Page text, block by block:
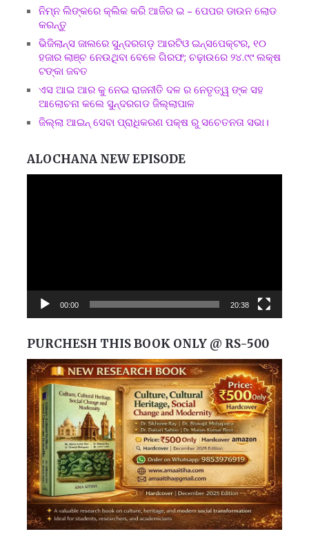
ନିମ୍ନ ଲିଙ୍କରେ କ୍ଲିକ କରି ଆଜିର ଇ – ପେପର ଡାଉନ ଲୋଡ
କରନ୍ତୁ
ଭିଜିଲାନ୍ସ ଜାଲରେ ସୁନ୍ଦରଗଡ଼ ଆରଟିଓ ଇନ୍ସପେକ୍ଟର, ୧୦
ହଜାର ଲାଞ୍ଚ ନେଉଥିବା ବେଳେ ଗିରଫ; ଚଢ଼ାଉରେ ୨୪.୯୯ ଲକ୍ଷ
ଟଙ୍କା ଜବତ
ଏସ ଆଇ ଆର କୁ ନେଇ ରାଜନୀତି ଦଳ ର ନେତୃତ୍ୱ ଙ୍କ ସହ
ଆଲୋଚନା କଲେ ସୁନ୍ଦରଗଡ ଜିଲ୍ଲାପାଳ
ଜିଲ୍ଲା ଆଇନ୍ ସେବା ପ୍ରାଧିକରଣ ପକ୍ଷ ରୁ ସଚେତନତା ସଭା।
ALOCHANA NEW EPISODE
00:00 20:38
PURCHESH THIS BOOK ONLY @ RS-500